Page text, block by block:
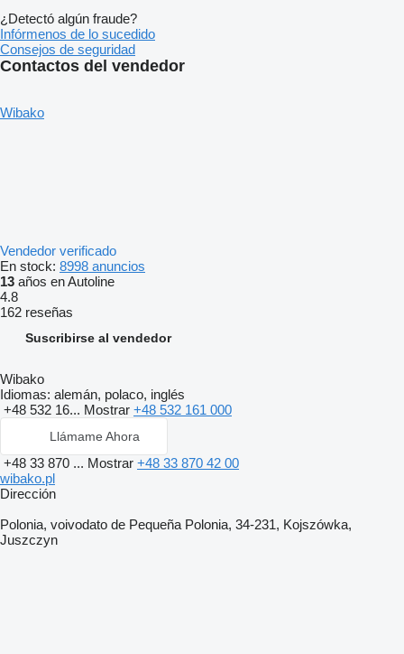
¿Detectó algún fraude?
Infórmenos de lo sucedido
Consejos de seguridad
Contactos del vendedor
Wibako
Vendedor verificado
En stock: 8998 anuncios
13 años en Autoline
4.8
162 reseñas
Suscribirse al vendedor
Wibako
Idiomas: alemán, polaco, inglés
+48 532 16... Mostrar +48 532 161 000
Llámame Ahora
+48 33 870 ... Mostrar +48 33 870 42 00
wibako.pl
Dirección
Polonia, voivodato de Pequeña Polonia, 34-231, Kojszówka,
Juszczyn